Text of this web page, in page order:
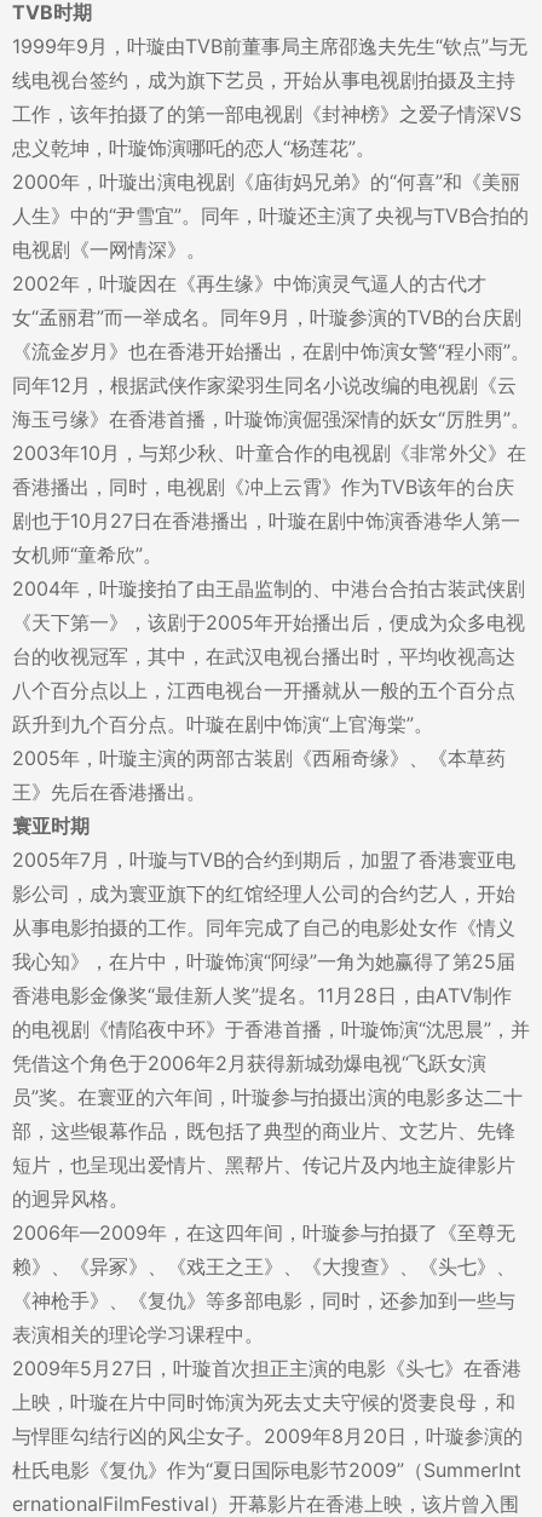
TVB时期
1999年9月，叶璇由TVB前董事局主席邵逸夫先生“钦点”与无
线电视台签约，成为旗下艺员，开始从事电视剧拍摄及主持
工作，该年拍摄了的第一部电视剧《封神榜》之爱子情深VS
忠义乾坤，叶璇饰演哪吒的恋人“杨莲花”。
2000年，叶璇出演电视剧《庙街妈兄弟》的“何喜”和《美丽
人生》中的“尹雪宜”。同年，叶璇还主演了央视与TVB合拍的
电视剧《一网情深》。
2002年，叶璇因在《再生缘》中饰演灵气逼人的古代才
女“孟丽君”而一举成名。同年9月，叶璇参演的TVB的台庆剧
《流金岁月》也在香港开始播出，在剧中饰演女警“程小雨”。
同年12月，根据武侠作家梁羽生同名小说改编的电视剧《云
海玉弓缘》在香港首播，叶璇饰演倔强深情的妖女“厉胜男”。
2003年10月，与郑少秋、叶童合作的电视剧《非常外父》在
香港播出，同时，电视剧《冲上云霄》作为TVB该年的台庆
剧也于10月27日在香港播出，叶璇在剧中饰演香港华人第一
女机师“童希欣”。
2004年，叶璇接拍了由王晶监制的、中港台合拍古装武侠剧
《天下第一》，该剧于2005年开始播出后，便成为众多电视
台的收视冠军，其中，在武汉电视台播出时，平均收视高达
八个百分点以上，江西电视台一开播就从一般的五个百分点
跃升到九个百分点。叶璇在剧中饰演“上官海棠”。
2005年，叶璇主演的两部古装剧《西厢奇缘》、《本草药
王》先后在香港播出。
寰亚时期
2005年7月，叶璇与TVB的合约到期后，加盟了香港寰亚电
影公司，成为寰亚旗下的红馆经理人公司的合约艺人，开始
从事电影拍摄的工作。同年完成了自己的电影处女作《情义
我心知》，在片中，叶璇饰演“阿绿”一角为她赢得了第25届
香港电影金像奖“最佳新人奖”提名。11月28日，由ATV制作
的电视剧《情陷夜中环》于香港首播，叶璇饰演“沈思晨”，并
凭借这个角色于2006年2月获得新城劲爆电视“飞跃女演
员”奖。在寰亚的六年间，叶璇参与拍摄出演的电影多达二十
部，这些银幕作品，既包括了典型的商业片、文艺片、先锋
短片，也呈现出爱情片、黑帮片、传记片及内地主旋律影片
的迥异风格。
2006年—2009年，在这四年间，叶璇参与拍摄了《至尊无
赖》、《异冢》、《戏王之王》、《大搜查》、《头七》、
《神枪手》、《复仇》等多部电影，同时，还参加到一些与
表演相关的理论学习课程中。
2009年5月27日，叶璇首次担正主演的电影《头七》在香港
上映，叶璇在片中同时饰演为死去丈夫守候的贤妻良母，和
与悍匪勾结行凶的风尘女子。2009年8月20日，叶璇参演的
杜氏电影《复仇》作为“夏日国际电影节2009”（SummerInt
ernationalFilmFestival）开幕影片在香港上映，该片曾入围